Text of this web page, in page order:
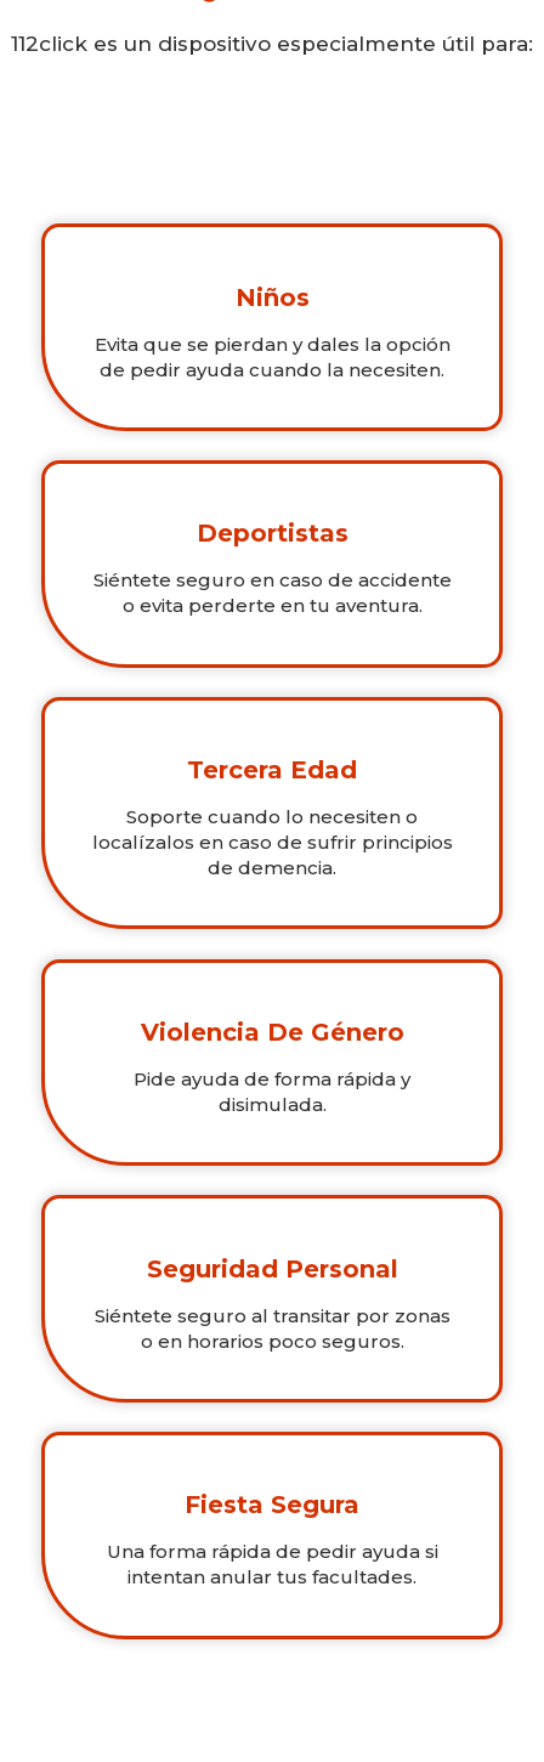
112click es un dispositivo especialmente útil para:
Niños
Evita que se pierdan y dales la opción
de pedir ayuda cuando la necesiten.
Deportistas
Siéntete seguro en caso de accidente
o evita perderte en tu aventura.
Tercera Edad
Soporte cuando lo necesiten o
localízalos en caso de sufrir principios
de demencia.
Violencia De Género
Pide ayuda de forma rápida y
disimulada.
Seguridad Personal
Siéntete seguro al transitar por zonas
o en horarios poco seguros.
Fiesta Segura
Una forma rápida de pedir ayuda si
intentan anular tus facultades.